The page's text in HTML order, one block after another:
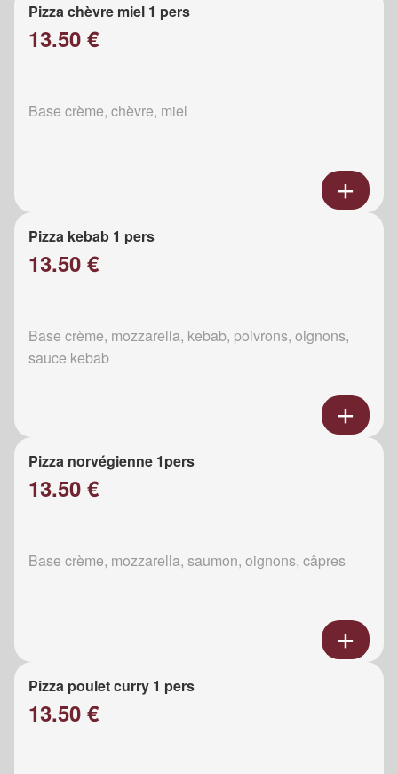
Pizza chèvre miel 1 pers
13.50 €
Base crème, chèvre, miel
Pizza kebab 1 pers
13.50 €
Base crème, mozzarella, kebab, poivrons, oignons,
sauce kebab
Pizza norvégienne 1pers
13.50 €
Base crème, mozzarella, saumon, oignons, câpres
Pizza poulet curry 1 pers
13.50 €